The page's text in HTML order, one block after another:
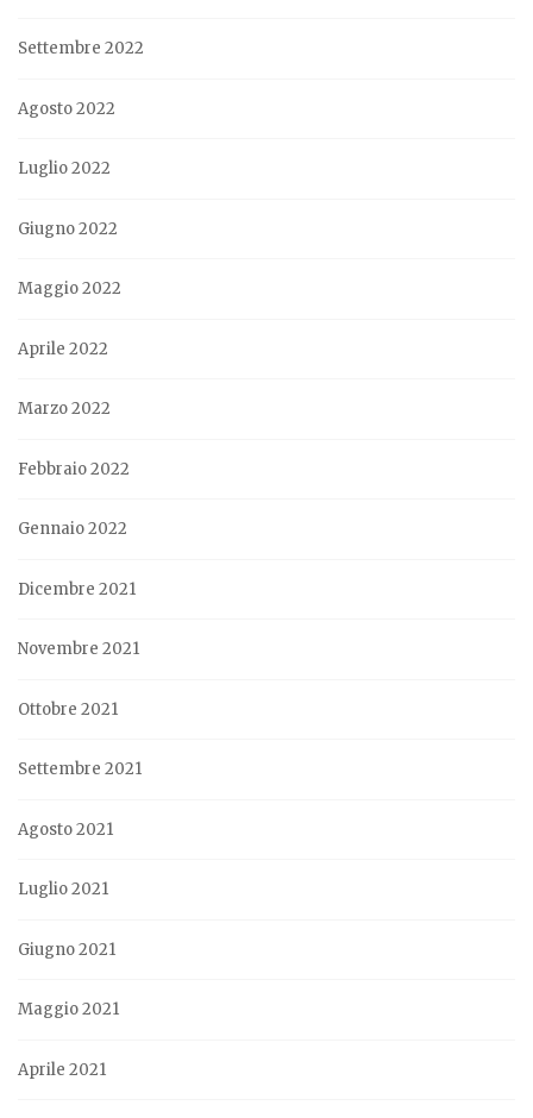
Settembre 2022
Agosto 2022
Luglio 2022
Giugno 2022
Maggio 2022
Aprile 2022
Marzo 2022
Febbraio 2022
Gennaio 2022
Dicembre 2021
Novembre 2021
Ottobre 2021
Settembre 2021
Agosto 2021
Luglio 2021
Giugno 2021
Maggio 2021
Aprile 2021